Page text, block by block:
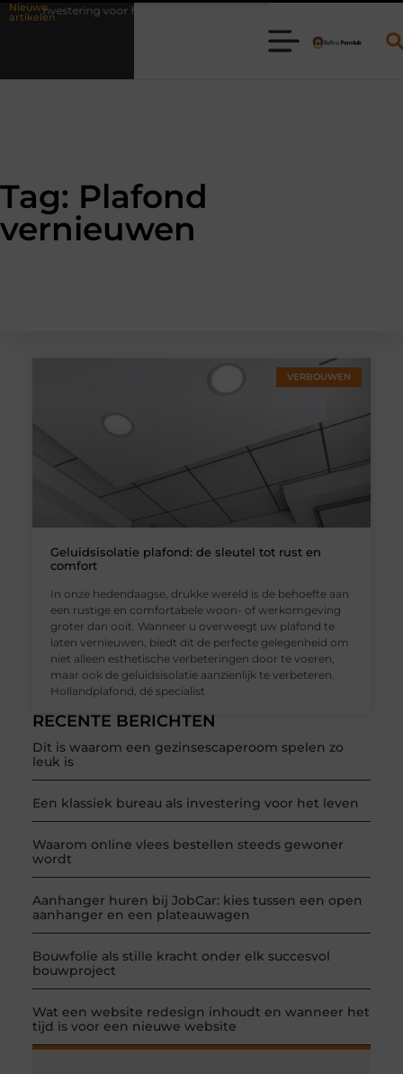
Nieuwe
artikelen
investering voor het leven
Tag: Plafond
vernieuwen
RECENTE BERICHTEN
Dit is waarom een gezinsescaperoom spelen zo
leuk is
Een klassiek bureau als investering voor het leven
Waarom online vlees bestellen steeds gewoner
wordt
Aanhanger huren bij JobCar: kies tussen een open
aanhanger en een plateauwagen
Bouwfolie als stille kracht onder elk succesvol
bouwproject
Wat een website redesign inhoudt en wanneer het
tijd is voor een nieuwe website
VERBOUWEN
Geluidsisolatie plafond: de sleutel tot rust en
comfort
In onze hedendaagse, drukke wereld is de behoefte aan
een rustige en comfortabele woon- of werkomgeving
groter dan ooit. Wanneer u overweegt uw plafond te
laten vernieuwen, biedt dit de perfecte gelegenheid om
niet alleen esthetische verbeteringen door te voeren,
maar ook de geluidsisolatie aanzienlijk te verbeteren.
Hollandplafond, dé specialist